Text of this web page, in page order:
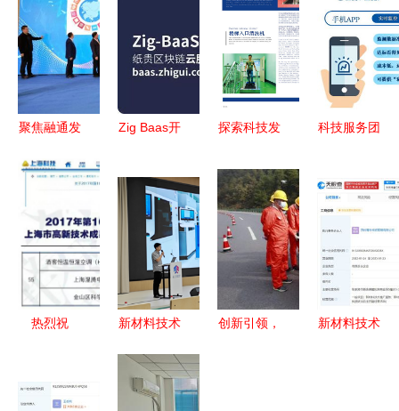
聚焦融通发
新 2021纺
织之光专精
特新新材料
生产技术与
应用推广活
动成功举办
Zig Baas开
制化服务与
新材技术推
广，赋能企
业创新未来
探索科技发
中国合瑞科
技2020年
产品画册与
新材料技术
推广服务
科技服务团
材料全产业
链绿色发
展，助力有
色企业环保
管家
热烈祝
恒湿项目通
新材料技术
篇章 专利
技术供需对
创新引领，
新材料技术